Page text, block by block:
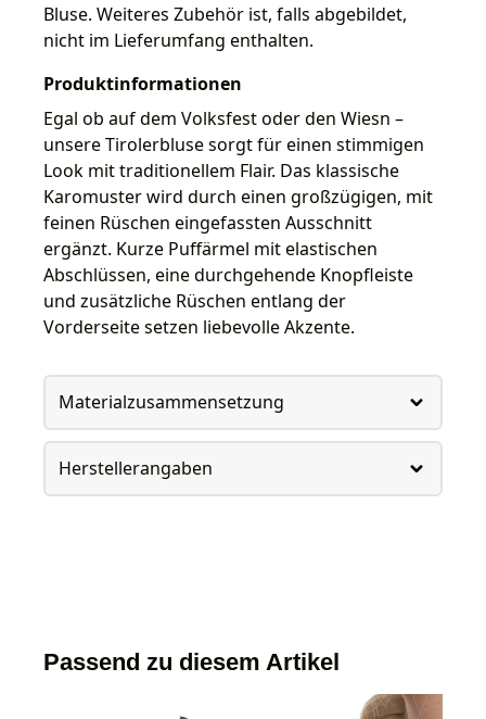
Bluse. Weiteres Zubehör ist, falls abgebildet,
nicht im Lieferumfang enthalten.
Produktinformationen
Egal ob auf dem Volksfest oder den Wiesn –
unsere Tirolerbluse sorgt für einen stimmigen
Look mit traditionellem Flair. Das klassische
Karomuster wird durch einen großzügigen, mit
feinen Rüschen eingefassten Ausschnitt
ergänzt. Kurze Puffärmel mit elastischen
Abschlüssen, eine durchgehende Knopfleiste
und zusätzliche Rüschen entlang der
Vorderseite setzen liebevolle Akzente.
Materialzusammensetzung
Herstellerangaben
Passend zu diesem Artikel